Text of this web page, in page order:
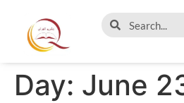
Day: June